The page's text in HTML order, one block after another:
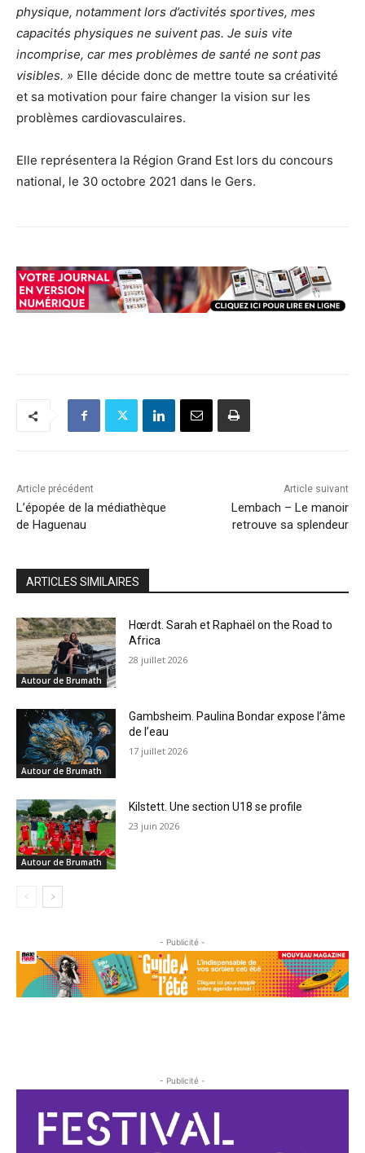
physique, notamment lors d’activités sportives, mes
capacités physiques ne suivent pas. Je suis vite
incomprise, car mes problèmes de santé ne sont pas
visibles. » Elle décide donc de mettre toute sa créativité
et sa motivation pour faire changer la vision sur les
problèmes cardiovasculaires.
Elle représentera la Région Grand Est lors du concours
national, le 30 octobre 2021 dans le Gers.
Article précédent
L’épopée de la médiathèque
de Haguenau
Article suivant
Lembach – Le manoir
retrouve sa splendeur
ARTICLES SIMILAIRES
Autour de Brumath
Hœrdt. Sarah et Raphaël on the Road to
Africa
28 juillet 2026
Autour de Brumath
Gambsheim. Paulina Bondar expose l’âme
de l’eau
17 juillet 2026
Autour de Brumath
Kilstett. Une section U18 se profile
23 juin 2026
- Publicité -
- Publicité -